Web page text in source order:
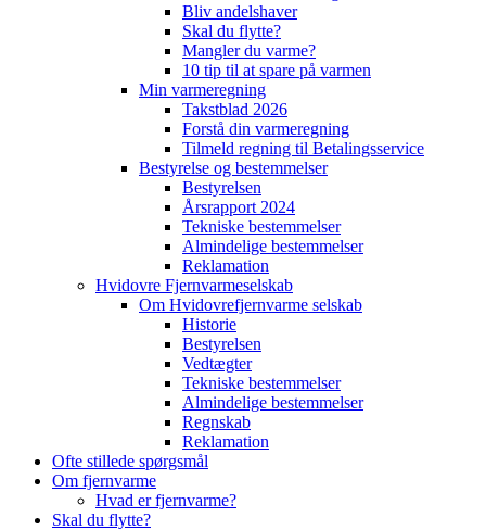
Bliv andelshaver
Skal du flytte?
Mangler du varme?
10 tip til at spare på varmen
Min varmeregning
Takstblad 2026
Forstå din varmeregning
Tilmeld regning til Betalingsservice
Bestyrelse og bestemmelser
Bestyrelsen
Årsrapport 2024
Tekniske bestemmelser
Almindelige bestemmelser
Reklamation
Hvidovre Fjernvarmeselskab
Om Hvidovrefjernvarme selskab
Historie
Bestyrelsen
Vedtægter
Tekniske bestemmelser
Almindelige bestemmelser
Regnskab
Reklamation
Ofte stillede spørgsmål
Om fjernvarme
Hvad er fjernvarme?
Skal du flytte?